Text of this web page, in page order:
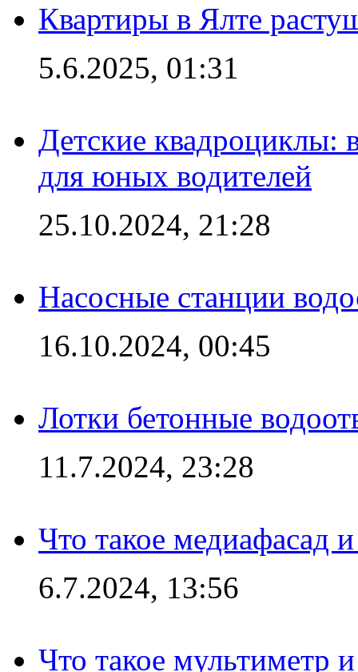
Квартиры в Ялте
5.6.2025, 01:31
Детские квадроциклы:
для юных водителей
25.10.2024, 21:28
Насосные станции
16.10.2024, 00:45
Лотки бетонные
11.7.2024, 23:28
Что такое медиафасад
6.7.2024, 13:56
Что такое мультиметр